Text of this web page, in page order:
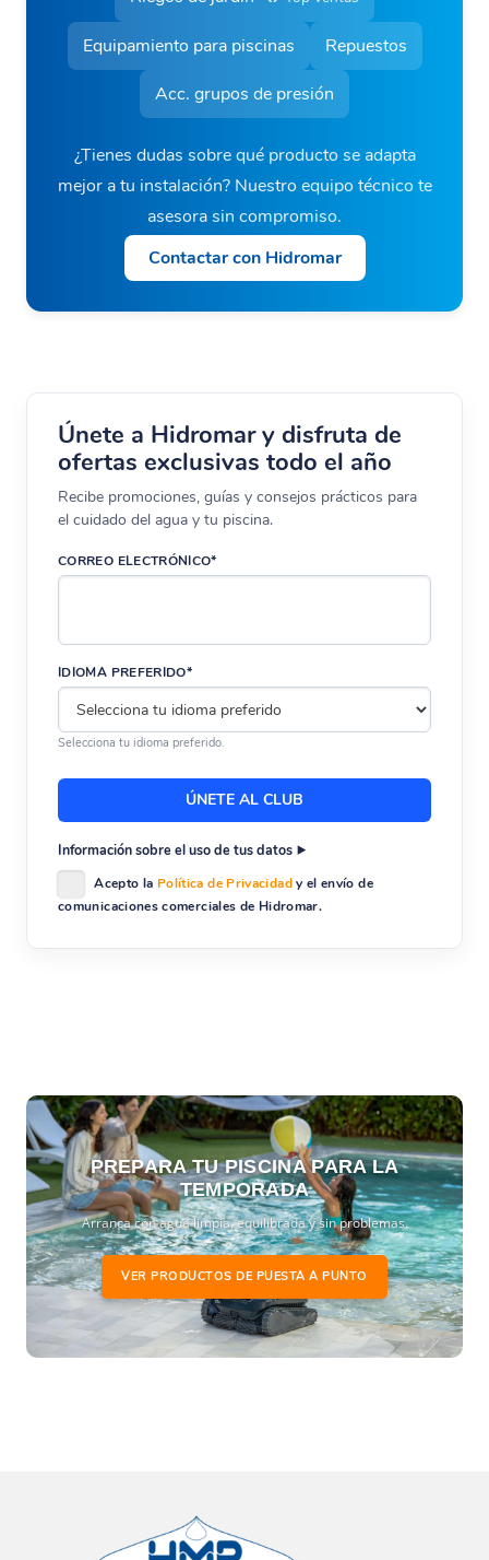
Equipamiento para piscinas
Repuestos
Acc. grupos de presión
¿Tienes dudas sobre qué producto se adapta
mejor a tu instalación? Nuestro equipo técnico te
asesora sin compromiso.
Contactar con Hidromar
Únete a Hidromar y disfruta de
ofertas exclusivas todo el año
Recibe promociones, guías y consejos prácticos para
el cuidado del agua y tu piscina.
CORREO ELECTRÓNICO*
IDIOMA PREFERIDO*
Selecciona tu idioma preferido.
Información sobre el uso de tus datos
Acepto la Política de Privacidady el envío de
comunicaciones comerciales de Hidromar.
PREPARA TU PISCINA PARA LA
TEMPORADA
Arranca con agua limpia, equilibrada y sin problemas.
VER PRODUCTOS DE PUESTA A PUNTO